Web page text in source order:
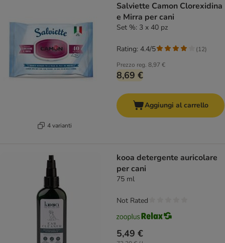
4 varianti
Salviette Camon Clorexidina
e Mirra per cani
Set %: 3 x 40 pz
Prezzo reg. 8,97 €
8,69 €
Rating: 4.4/5 (12)
Aggiungi al carrello
kooa detergente auricolare
per cani
75 ml
5,49 €
Not Rated